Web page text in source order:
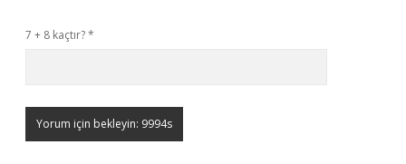
7 + 8 kaçtır?*